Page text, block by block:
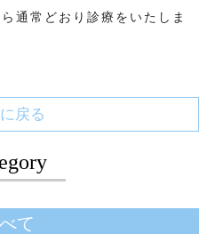
通常どおり診療をいたしま
戻る
て